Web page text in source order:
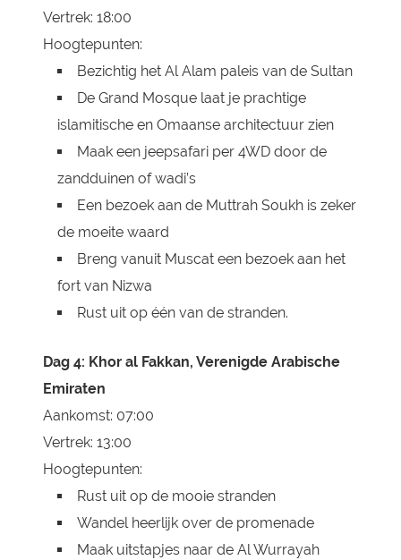
Vertrek: 18:00
Hoogtepunten:
Bezichtig het Al Alam paleis van de Sultan
De Grand Mosque laat je prachtige
islamitische en Omaanse architectuur zien
Maak een jeepsafari per 4WD door de
zandduinen of wadi’s
Een bezoek aan de Muttrah Soukh is zeker
de moeite waard
Breng vanuit Muscat een bezoek aan het
fort van Nizwa
Rust uit op één van de stranden.
Dag 4: Khor al Fakkan, Verenigde Arabische
Emiraten
Aankomst: 07:00
Vertrek: 13:00
Hoogtepunten:
Rust uit op de mooie stranden
Wandel heerlijk over de promenade
Maak uitstapjes naar de Al Wurrayah